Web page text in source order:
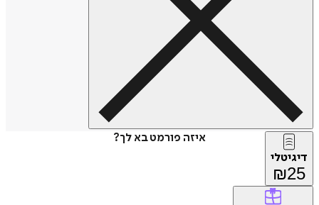
איזה פורמט בא לך?
דיגיטלי
₪25